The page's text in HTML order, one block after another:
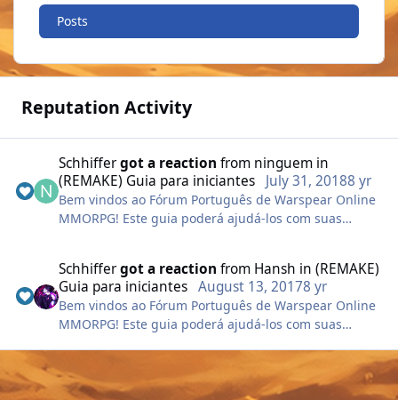
Posts
Reputation Activity
Schhiffergot a reaction from ninguem in
(REMAKE) Guia para iniciantes
July 31, 20188 yr
Bem vindos ao Fórum Português de Warspear Online
MMORPG! Este guia poderá ajudá-los com suas
Caso tenham alguma dúvida, deixe-a nos
comentários abaixo!
Partindo do princípio, tentarei falar sobre as coisas
mais básicas e que geram muitas dúvidas para
jogadores iniciantes e, quero deixar claro que este
post não tem a intenção de plagiar, difamar ou
Schhiffergot a reaction from Hansh in(REMAKE)
Guia para iniciantes August 13, 20178 yr
Bem vindos ao Fórum Português de Warspear Online
MMORPG! Este guia poderá ajudá-los com suas
Caso tenham alguma dúvida, deixe-a nos